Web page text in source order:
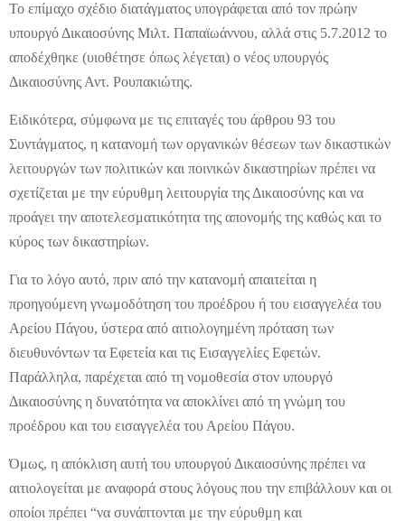
Το επίμαχο σχέδιο διατάγματος υπογράφεται από τον πρώην
υπουργό Δικαιοσύνης Μιλτ. Παπαϊωάννου, αλλά στις 5.7.2012 το
αποδέχθηκε (υιοθέτησε όπως λέγεται) ο νέος υπουργός
Δικαιοσύνης Αντ. Ρουπακιώτης.
Ειδικότερα, σύμφωνα με τις επιταγές του άρθρου 93 του
Συντάγματος, η κατανομή των οργανικών θέσεων των δικαστικών
λειτουργών των πολιτικών και ποινικών δικαστηρίων πρέπει να
σχετίζεται με την εύρυθμη λειτουργία της Δικαιοσύνης και να
προάγει την αποτελεσματικότητα της απονομής της καθώς και το
κύρος των δικαστηρίων.
Για το λόγο αυτό, πριν από την κατανομή απαιτείται η
προηγούμενη γνωμοδότηση του προέδρου ή του εισαγγελέα του
Αρείου Πάγου, ύστερα από αιτιολογημένη πρόταση των
διευθυνόντων τα Εφετεία και τις Εισαγγελίες Εφετών.
Παράλληλα, παρέχεται από τη νομοθεσία στον υπουργό
Δικαιοσύνης η δυνατότητα να αποκλίνει από τη γνώμη του
προέδρου και του εισαγγελέα του Αρείου Πάγου.
Όμως, η απόκλιση αυτή του υπουργού Δικαιοσύνης πρέπει να
αιτιολογείται με αναφορά στους λόγους που την επιβάλλουν και οι
οποίοι πρέπει “να συνάπτονται με την εύρυθμη και